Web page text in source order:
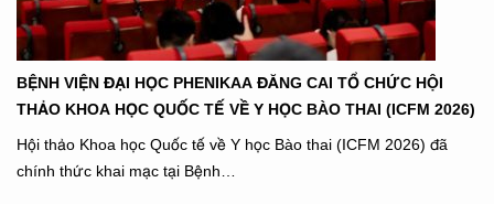
BỆNH VIỆN ĐẠI HỌC PHENIKAA ĐĂNG CAI TỔ CHỨC HỘI
THẢO KHOA HỌC QUỐC TẾ VỀ Y HỌC BÀO THAI (ICFM 2026)
Hội thảo Khoa học Quốc tế về Y học Bào thai (ICFM 2026) đã
chính thức khai mạc tại Bệnh…